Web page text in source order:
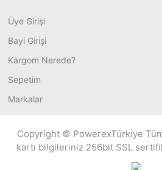
Üye Girişi
Bayi Girişi
Kargom Nerede?
Sepetim
Markalar
Copyright © PowerexTürkiye Tüm
kartı bilgileriniz 256bit SSL